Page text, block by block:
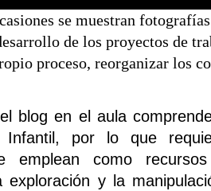
se muestran
de los proyectos de
proceso, reorganizar los
blog en el aula
Infantil, por lo que
emplean como
exploración y la